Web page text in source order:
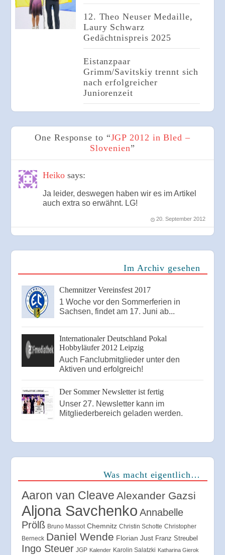
12. Theo Neuser Medaille,
Laury Schwarz
Gedächtnispreis 2025
Eistanzpaar
Grimm/Savitskiy trennt sich
nach erfolgreicher
Juniorenzeit
One Response to “JGP 2012 in Bled –
Slovenien”
Heiko says:
Ja leider, deswegen haben wir es im Artikel
auch extra so erwähnt. LG!
20. September 2012
Im Archiv gesehen
Chemnitzer Vereinsfest 2017
1 Woche vor den Sommerferien in
Sachsen, findet am 17. Juni ab...
Internationaler Deutschland Pokal
Hobbyläufer 2012 Leipzig
Auch Fanclubmitglieder unter den
Aktiven und erfolgreich!
Der Sommer Newsletter ist fertig
Unser 27. Newsletter kann im
Mitgliederbereich geladen werden.
Was macht eigentlich…
Aaron van Cleave Alexander Gazsi
Aljona Savchenko Annabelle
Prölß Bruno Massot Chemnitz Christin Schotte Christopher
Berneck Daniel Wende Florian Just Franz Streubel
Ingo Steuer JGP Kalender Karolin Salatzki Katharina Gierok